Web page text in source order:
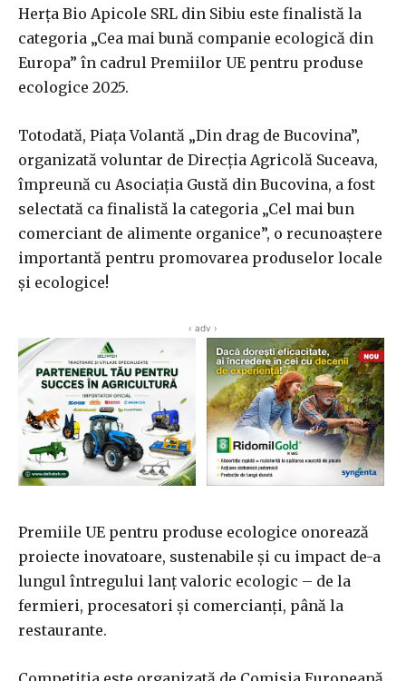
Herța Bio Apicole SRL din Sibiu este finalistă la
categoria „Cea mai bună companie ecologică din
Europa” în cadrul Premiilor UE pentru produse
ecologice 2025.
Totodată, Piața Volantă „Din drag de Bucovina”,
organizată voluntar de Direcția Agricolă Suceava,
împreună cu Asociația Gustă din Bucovina, a fost
selectată ca finalistă la categoria „Cel mai bun
comerciant de alimente organice”, o recunoaștere
importantă pentru promovarea produselor locale
și ecologice!
‹ adv ›
Premiile UE pentru produse ecologice onorează
proiecte inovatoare, sustenabile și cu impact de-a
lungul întregului lanț valoric ecologic – de la
fermieri, procesatori și comercianți, până la
restaurante.